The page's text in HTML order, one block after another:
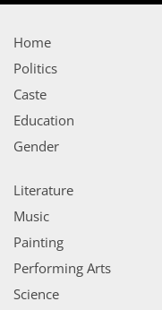
Home
Politics
Caste
Education
Gender
Literature
Music
Painting
Performing Arts
Science